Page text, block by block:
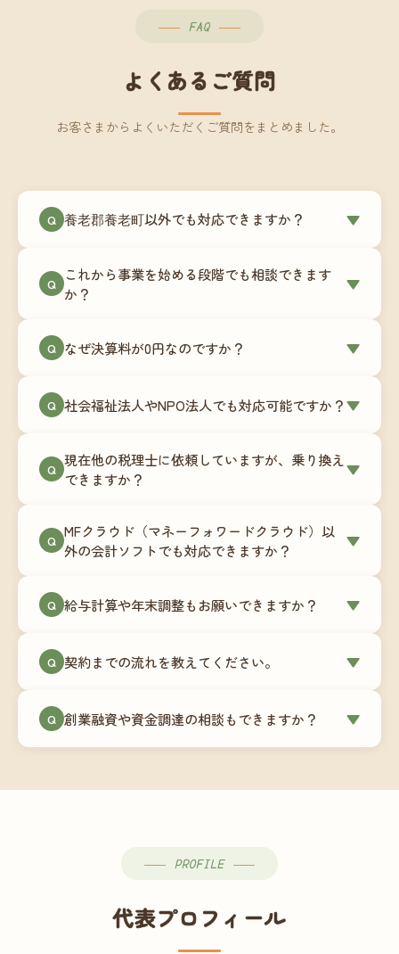
FAQ
よくあるご質問
お客さまからよくいただくご質問をまとめました。
Q 養老郡養老町以外でも対応できますか？ ▼
す。Zoomやチャットツールを使ったオンラインで
のやり取りが中心ですので、地域を問わずサポー
地域の事業者さまにご利用いただいています。
Q
これから事業を始める段階でも相談できます
か？
▼
180,000円〜）をご用意しています。事業計画の段
談にも対応しています。
Q なぜ決算料が0円なのですか？ ▼
次で進めています。そのため、決算時に追加の作
リプション型の料金体系を実現しています。年間
コストが事前にわかるので、資金繰りの見通しも
Q 社会福祉法人やNPO法人でも対応可能ですか？▼
は営利法人とは会計基準や監査要件が異なるた
め、別途お見積りとなります。まずはお気軽にご
Q 現在他の税理士に依頼していますが、乗り換え
できますか？
▼
ます。前任の税理士事務所との連携や、過去の帳
簿データの移行もお手伝いします。決算期のタイ
での変更も対応可能です。
Q MFクラウド（マネーフォワードクラウド）以
外の会計ソフトでも対応できますか？
▼
供しています。これから会計ソフトを導入される
します。freee・弥生会計等をご利用中の場合は、
Q 給与計算や年末調整もお願いできますか？ ▼
怠集計あり／5名まで）は月額15,000円〜、年末調
す。人数が増える場合は別途お見積りします。
Q 契約までの流れを教えてください。 ▼
（30〜60分）でご事業内容・ご要望のヒアリング
→ ③お見積り・ご契約 → ④MFクラウドの初期設
談から契約まで費用は発生しませんので、お気軽
Q 創業融資や資金調達の相談もできますか？ ▼
PROFILE
代表プロフィール